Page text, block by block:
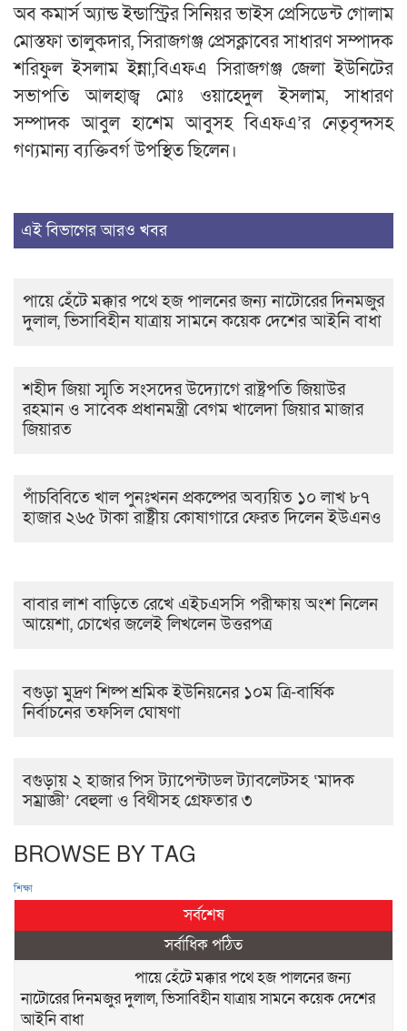
অব কমার্স অ্যান্ড ইন্ডাস্ট্রির সিনিয়র ভাইস প্রেসিডেন্ট গোলাম
মোস্তফা তালুকদার, সিরাজগঞ্জ প্রেসক্লাবের সাধারণ সম্পাদক
শরিফুল ইসলাম ইন্না,বিএফএ সিরাজগঞ্জ জেলা ইউনিটের
সভাপতি আলহাজ্ব মোঃ ওয়াহেদুল ইসলাম, সাধারণ
সম্পাদক আবুল হাশেম আবুসহ বিএফএ’র নেতৃবৃন্দসহ
গণ্যমান্য ব্যক্তিবর্গ উপস্থিত ছিলেন।
এই বিভাগের আরও খবর
পায়ে হেঁটে মক্কার পথে হজ পালনের জন্য নাটোরের দিনমজুর
দুলাল, ভিসাবিহীন যাত্রায় সামনে কয়েক দেশের আইনি বাধা
শহীদ জিয়া স্মৃতি সংসদের উদ্যোগে রাষ্ট্রপতি জিয়াউর
রহমান ও সাবেক প্রধানমন্ত্রী বেগম খালেদা জিয়ার মাজার
জিয়ারত
পাঁচবিবিতে খাল পুনঃখনন প্রকল্পের অব্যয়িত ১০ লাখ ৮৭
হাজার ২৬৫ টাকা রাষ্ট্রীয় কোষাগারে ফেরত দিলেন ইউএনও
বাবার লাশ বাড়িতে রেখে এইচএসসি পরীক্ষায় অংশ নিলেন
আয়েশা, চোখের জলেই লিখলেন উত্তরপত্র
বগুড়া মুদ্রণ শিল্প শ্রমিক ইউনিয়নের ১০ম ত্রি-বার্ষিক
নির্বাচনের তফসিল ঘোষণা
বগুড়ায় ২ হাজার পিস ট্যাপেন্টাডল ট্যাবলেটসহ ‘মাদক
সম্রাজ্ঞী’ বেহুলা ও বিথীসহ গ্রেফতার ৩
BROWSE BY TAG
শিক্ষা
সর্বশেষ
সর্বাধিক পঠিত
পায়ে হেঁটে মক্কার পথে হজ পালনের জন্য
নাটোরের দিনমজুর দুলাল, ভিসাবিহীন যাত্রায় সামনে কয়েক দেশের
আইনি বাধা